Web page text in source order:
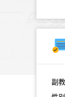
副